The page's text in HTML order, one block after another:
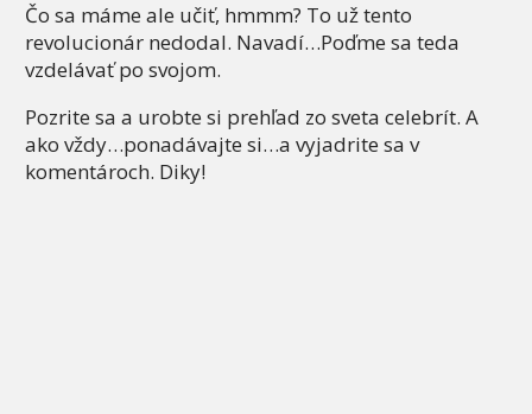
Čo sa máme ale učiť, hmmm? To už tento
revolucionár nedodal. Navadí…Poďme sa teda
vzdelávať po svojom.
Pozrite sa a urobte si prehľad zo sveta celebrít. A
ako vždy…ponadávajte si…a vyjadrite sa v
komentároch. Diky!